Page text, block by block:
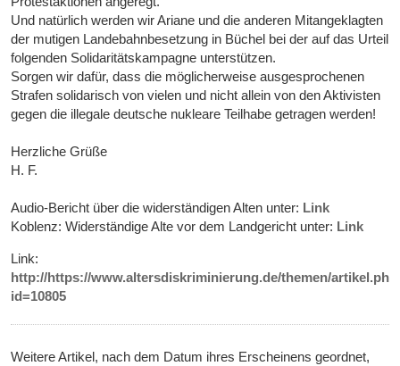
Und natürlich werden wir Ariane und die anderen Mitangeklagten
der mutigen Landebahnbesetzung in Büchel bei der auf das Urteil
folgenden Solidaritätskampagne unterstützen.
Sorgen wir dafür, dass die möglicherweise ausgesprochenen
Strafen solidarisch von vielen und nicht allein von den Aktivisten
gegen die illegale deutsche nukleare Teilhabe getragen werden!
Herzliche Grüße
H. F.
Audio-Bericht über die widerständigen Alten unter: Link
Koblenz: Widerständige Alte vor dem Landgericht unter: Link
Link:
http://https://www.altersdiskriminierung.de/themen/
id=10805
Weitere Artikel, nach dem Datum ihres Erscheinens geordnet,